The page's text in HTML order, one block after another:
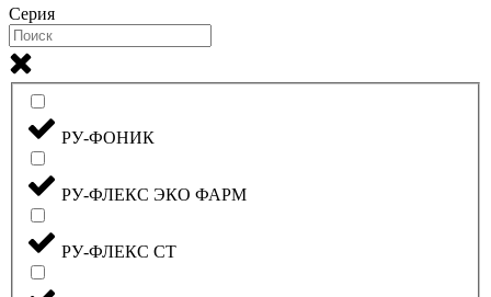
Серия
РУ-ФОНИК
РУ-ФЛЕКС ЭКО ФАРМ
РУ-ФЛЕКС СТ